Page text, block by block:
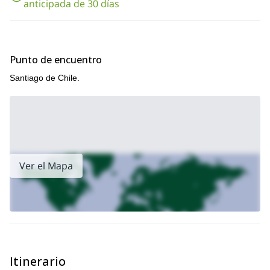
anticipada de 30 días
Punto de encuentro
Santiago de Chile.
Ver el Mapa
Itinerario